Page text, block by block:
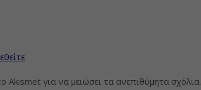
.
Akismet για να μειώσει τα ανεπιθύμητα σχόλια.